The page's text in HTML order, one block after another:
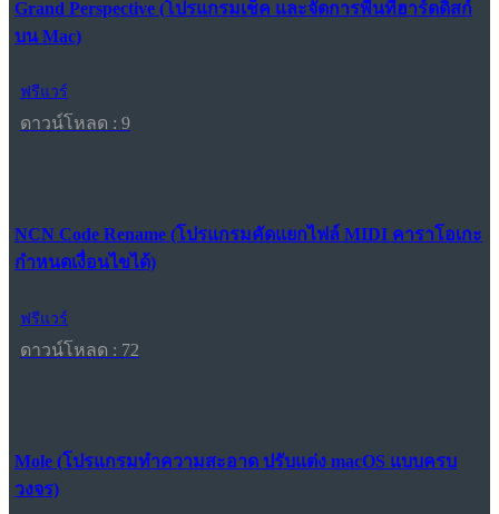
Grand Perspective (โปรแกรมเช็ค และจัดการพื้นที่ฮาร์ดดิสก์
บน Mac)
ฟรีแวร์
ดาวน์โหลด : 9
NCN Code Rename (โปรแกรมคัดแยกไฟล์ MIDI คาราโอเกะ
กำหนดเงื่อนไขได้)
ฟรีแวร์
ดาวน์โหลด : 72
Mole (โปรแกรมทำความสะอาด ปรับแต่ง macOS แบบครบ
วงจร)